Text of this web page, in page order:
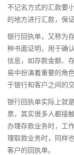
不记名方式的汇款要
的地方进行汇款，保
银行回执单，又称为
种书面证明，用于确
信息，如存款金额、
易中扮演着重要的角
于银行和客户之间的
银行回执单实际上就
票，其实很多人都接
办理存款业务时，工
理取款业务时，同样
客户的回执单。